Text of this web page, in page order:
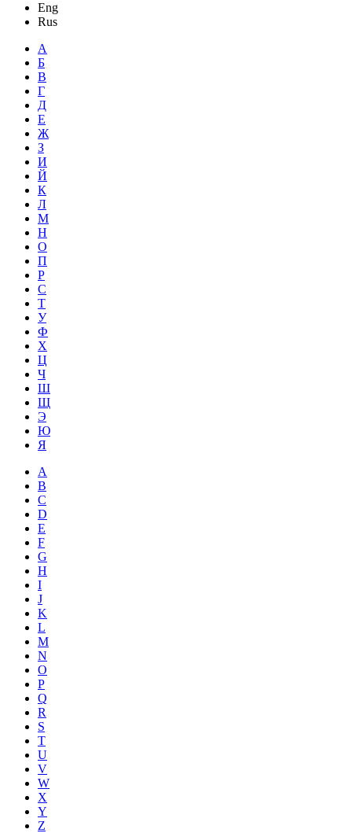
Eng
Rus
А
Б
В
Г
Д
Е
Ж
З
И
Й
К
Л
М
Н
О
П
Р
С
Т
У
Ф
Х
Ц
Ч
Ш
Щ
Э
Ю
Я
A
B
C
D
E
F
G
H
I
J
K
L
M
N
O
P
Q
R
S
T
U
V
W
X
Y
Z